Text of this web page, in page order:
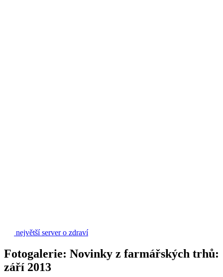
největší server o zdraví
Fotogalerie: Novinky z farmářských trhů:
září 2013